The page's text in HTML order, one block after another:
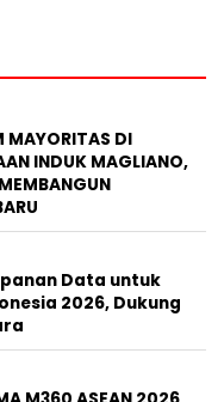
MAYORITAS DI
INDUK MAGLIANO,
Data untuk
2026, Dukung